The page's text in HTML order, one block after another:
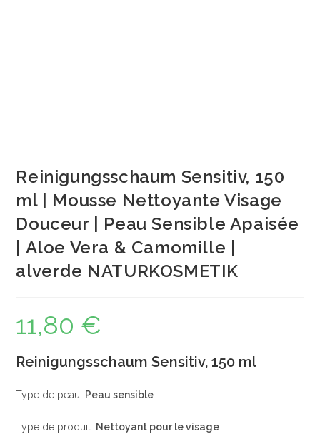
Reinigungsschaum Sensitiv, 150
ml | Mousse Nettoyante Visage
Douceur | Peau Sensible Apaisée
| Aloe Vera & Camomille |
alverde NATURKOSMETIK
11,80 €
Reinigungsschaum Sensitiv, 150 ml
Type de peau: Peau sensible
Type de produit: Nettoyant pour le visage